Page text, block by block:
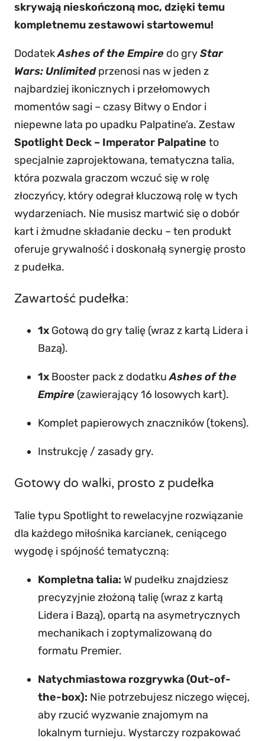
skrywają nieskończoną moc, dzięki temu
kompletnemu zestawowi startowemu!
DodatekAshes of the Empire do gryStar
Wars: Unlimitedprzenosi nas w jeden z
najbardziej ikonicznych i przełomowych
momentów sagi – czasy Bitwy o Endor i
niepewne lata po upadku Palpatine’a. Zestaw
Spotlight Deck – Imperator Palpatine to
specjalnie zaprojektowana, tematyczna talia,
która pozwala graczom wczuć się w rolę
złoczyńcy, który odegrał kluczową rolę w tych
wydarzeniach. Nie musisz martwić się o dobór
kart i żmudne składanie decku – ten produkt
oferuje grywalność i doskonałą synergię prosto
z pudełka.
Zawartość pudełka:
1x Gotową do gry talię (wraz z kartą Lidera i
Bazą).
1x Booster pack z dodatkuAshes of the
Empire (zawierający 16 losowych kart).
Komplet papierowych znaczników (tokens).
Instrukcję / zasady gry.
Gotowy do walki, prosto z pudełka
Talie typu Spotlight to rewelacyjne rozwiązanie
dla każdego miłośnika karcianek, ceniącego
wygodę i spójność tematyczną:
Kompletna talia: W pudełku znajdziesz
precyzyjnie złożoną talię (wraz z kartą
Lidera i Bazą), opartą na asymetrycznych
mechanikach i zoptymalizowaną do
formatu Premier.
Natychmiastowa rozgrywka (Out-of-
the-box): Nie potrzebujesz niczego więcej,
aby rzucić wyzwanie znajomym na
lokalnym turnieju. Wystarczy rozpakować